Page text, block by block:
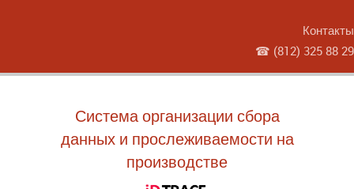
Контакты
☎ (812) 325 88 29
Система организации сбора
данных и прослеживаемости на
производстве